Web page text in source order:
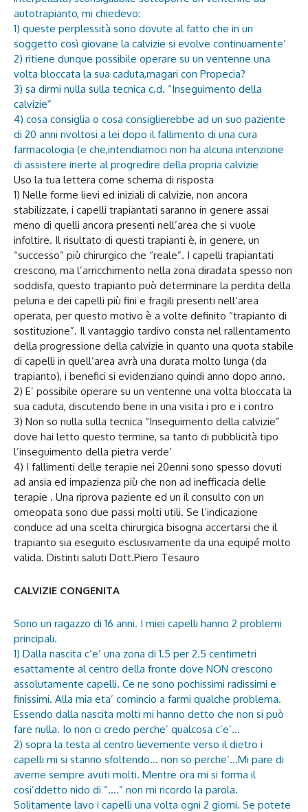
autotrapianto, mi chiedevo:
1) queste perplessità sono dovute al fatto che in un
soggetto così giovane la calvizie si evolve continuamente’
2) ritiene dunque possibile operare su un ventenne una
volta bloccata la sua caduta,magari con Propecia?
3) sa dirmi nulla sulla tecnica c.d. “Inseguimento della
calvizie”
4) cosa consiglia o cosa consiglierebbe ad un suo paziente
di 20 anni rivoltosi a lei dopo il fallimento di una cura
farmacologia (e che,intendiamoci non ha alcuna intenzione
di assistere inerte al progredire della propria calvizie
Uso la tua lettera come schema di risposta
1) Nelle forme lievi ed iniziali di calvizie, non ancora
stabilizzate, i capelli trapiantati saranno in genere assai
meno di quelli ancora presenti nell’area che si vuole
infoltire. Il risultato di questi trapianti è, in genere, un
“successo” più chirurgico che “reale”. I capelli trapiantati
crescono, ma l’arricchimento nella zona diradata spesso non
soddisfa, questo trapianto può determinare la perdita della
peluria e dei capelli più fini e fragili presenti nell’area
operata, per questo motivo è a volte definito “trapianto di
sostituzione”. Il vantaggio tardivo consta nel rallentamento
della progressione della calvizie in quanto una quota stabile
di capelli in quell’area avrà una durata molto lunga (da
trapianto), i benefici si evidenziano quindi anno dopo anno.
2) E’ possibile operare su un ventenne una volta bloccata la
sua caduta, discutendo bene in una visita i pro e i contro
3) Non so nulla sulla tecnica “Inseguimento della calvizie”
dove hai letto questo termine, sa tanto di pubblicità tipo
l’inseguimento della pietra verde’
4) I fallimenti delle terapie nei 20enni sono spesso dovuti
ad ansia ed impazienza più che non ad inefficacia delle
terapie . Una riprova paziente ed un il consulto con un
omeopata sono due passi molti utili. Se l’indicazione
conduce ad una scelta chirurgica bisogna accertarsi che il
trapianto sia eseguito esclusivamente da una equipé molto
valida. Distinti saluti Dott.Piero Tesauro
CALVIZIE CONGENITA
Sono un ragazzo di 16 anni. I miei capelli hanno 2 problemi
principali.
1) Dalla nascita c’e’ una zona di 1.5 per 2.5 centimetri
esattamente al centro della fronte dove NON crescono
assolutamente capelli. Ce ne sono pochissimi radissimi e
finissimi. Alla mia eta’ comincio a farmi qualche problema.
Essendo dalla nascita molti mi hanno detto che non si può
fare nulla. Io non ci credo perche’ qualcosa c’e’…
2) sopra la testa al centro lievemente verso il dietro i
capelli mi si stanno sfoltendo… non so perche’…Mi pare di
averne sempre avuti molti. Mentre ora mi si forma il
cosi’ddetto nido di “….” non mi ricordo la parola.
Solitamente lavo i capelli una volta ogni 2 giorni. Se potete